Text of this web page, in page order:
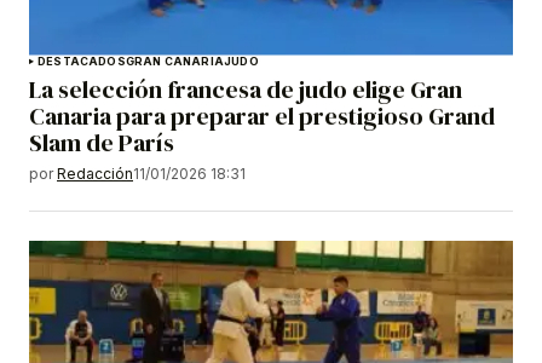
DESTACADOSGRAN CANARIAJUDO
La selección francesa de judo elige Gran
Canaria para preparar el prestigioso Grand
Slam de París
por Redacción11/01/2026 18:31